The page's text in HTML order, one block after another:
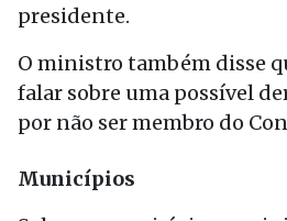
presidente.
O ministro também disse
falar sobre uma possível
por não ser membro do
Municípios